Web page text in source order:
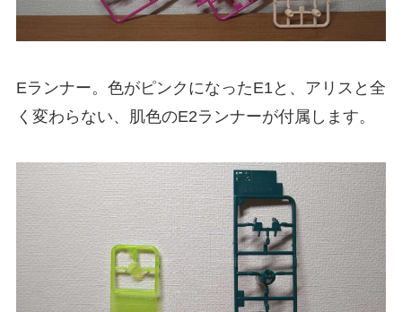
Eランナー。色がピンクになったE1と、アリスと全
く変わらない、肌色のE2ランナーが付属します。